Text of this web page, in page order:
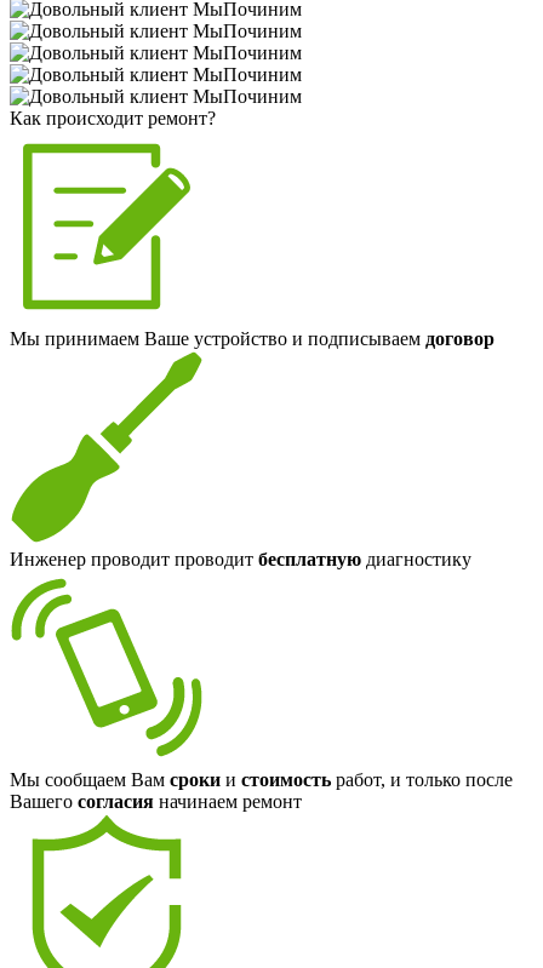
Как происходит ремонт?
Мы принимаем Ваше устройство и подписываем договор
Инженер проводит проводит бесплатную диагностику
Мы сообщаем Вам сроки и стоимость работ, и только после
Вашего согласия начинаем ремонт